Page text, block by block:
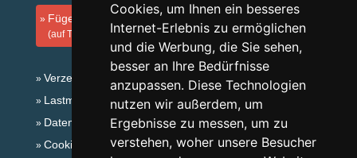
Cookies, um Ihnen ein besseres
Internet-Erlebnis zu ermöglichen
und die Werbung, die Sie sehen,
besser an Ihre Bedürfnisse
anzupassen. Diese Technologien
nutzen wir außerdem, um
Ergebnisse zu messen, um zu
verstehen, woher unsere Besucher
Fügen Sie Ihre Unterkunft hinzu
(auf Tschechisch)
Verzeichnis der Unterkunft
Lastminute Riesengebirge
Datenschutz
Cookies